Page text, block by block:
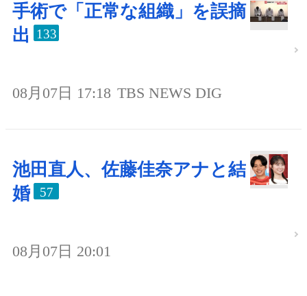
手術で「正常な組織」を誤摘
出
133
08月07日 17:18 TBS NEWS DIG
池田直人、佐藤佳奈アナと結
婚
57
08月07日 20:01